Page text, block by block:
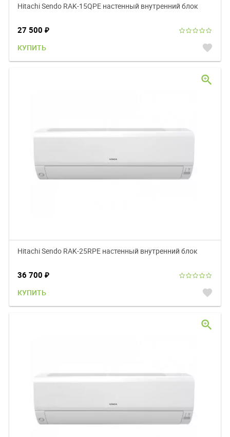
Hitachi Sendo RAK-15QPE настенный внутренний блок
27 500 ₽
КУПИТЬ favorite
Hitachi Sendo RAK-25RPE настенный внутренний блок
36 700 ₽
КУПИТЬ favorite
zoom_in
zoom_in